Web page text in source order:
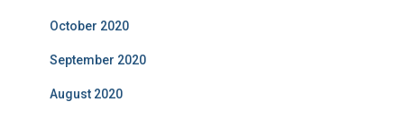
October 2020
September 2020
August 2020